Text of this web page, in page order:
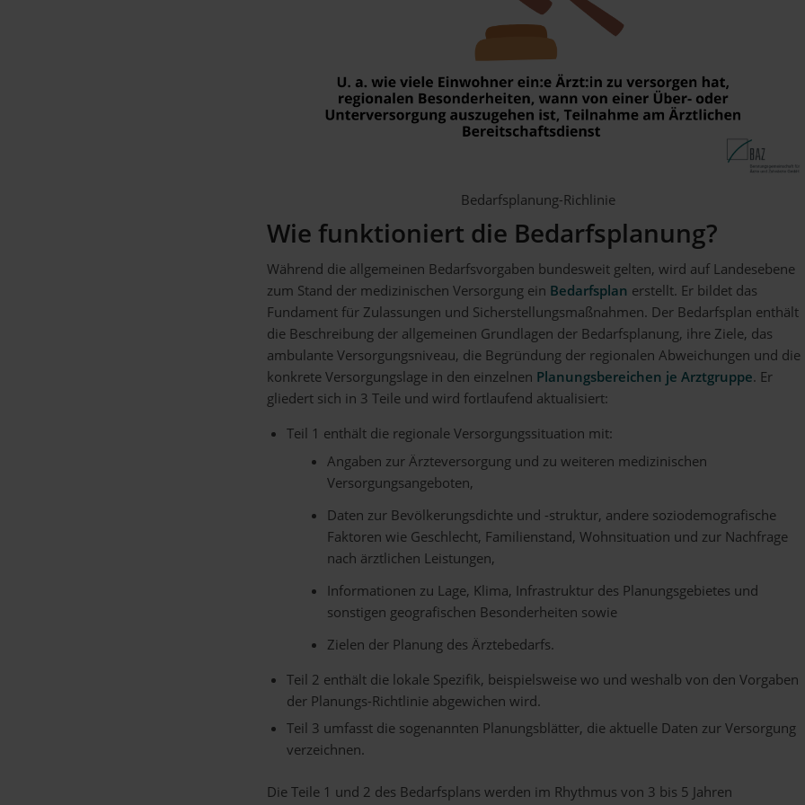
Bedarfsplanung-Richlinie
Wie funktioniert die Bedarfsplanung?
Während die allgemeinen Bedarfsvorgaben bundesweit gelten, wird auf Landesebene
zum Stand der medizinischen Versorgung ein Bedarfsplan erstellt. Er bildet das
Fundament für Zulassungen und Sicherstellungsmaßnahmen. Der Bedarfsplan enthält
die Beschreibung der allgemeinen Grundlagen der Bedarfsplanung, ihre Ziele, das
ambulante Versorgungsniveau, die Begründung der regionalen Abweichungen und die
konkrete Versorgungslage in den einzelnen Planungsbereichen je Arztgruppe. Er
gliedert sich in 3 Teile und wird fortlaufend aktualisiert:
Teil 1 enthält die regionale Versorgungssituation mit:
Angaben zur Ärzteversorgung und zu weiteren medizinischen
Versorgungsangeboten,
Daten zur Bevölkerungsdichte und -struktur, andere soziodemografische
Faktoren wie Geschlecht, Familienstand, Wohnsituation und zur Nachfrage
nach ärztlichen Leistungen,
Informationen zu Lage, Klima, Infrastruktur des Planungsgebietes und
sonstigen geografischen Besonderheiten sowie
Zielen der Planung des Ärztebedarfs.
Teil 2 enthält die lokale Spezifik, beispielsweise wo und weshalb von den Vorgaben
der Planungs-Richtlinie abgewichen wird.
Teil 3 umfasst die sogenannten Planungsblätter, die aktuelle Daten zur Versorgung
verzeichnen.
Die Teile 1 und 2 des Bedarfsplans werden im Rhythmus von 3 bis 5 Jahren